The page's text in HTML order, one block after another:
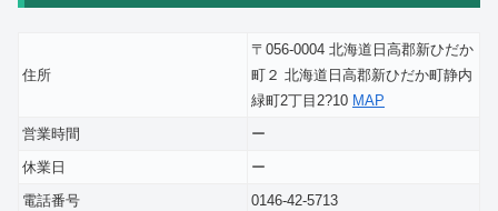
住所
〒056-0004 北海道日高郡新ひだか
町２ 北海道日高郡新ひだか町静内
緑町2丁目2?10 MAP
営業時間
ー
休業日
ー
電話番号
0146-42-5713